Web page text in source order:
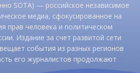
SOTA) — российское независимое
медиа, сфокусированное на
прав человека и политическом
Издание за счет развитой сети
события из разных регионов
его журналистов продолжают